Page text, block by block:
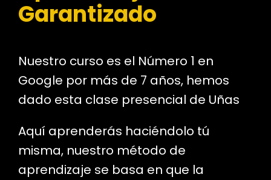
Garantizado
Nuestro curso es el Número 1 en
Google por más de 7 años, hemos
dado esta clase presencial de Uñas
Aquí aprenderás haciéndolo tú
misma, nuestro método de
aprendizaje se basa en que la